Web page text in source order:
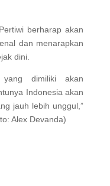
berharap akan
dan menarapkan
dini.
dimiliki akan
Indonesia akan
jauh lebih unggul,”
Alex Devanda)